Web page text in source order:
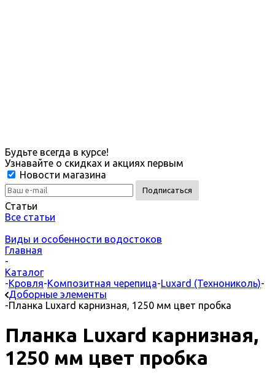
Будьте всегда в курсе!
Узнавайте о скидках и акциях первым
Новости магазина
Статьи
Все статьи
Виды и особенности водостоков
Главная
-
Каталог
-Кровля-Композитная черепица-Luxard (Технониколь)-
Доборные элементы
-Планка Luxard карнизная, 1250 мм цвет пробка
Планка Luxard карнизная,
1250 мм цвет пробка